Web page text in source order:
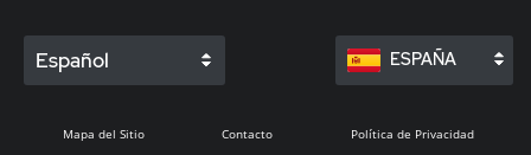
Español ESPAÑA
Mapa del Sitio Contacto Política de Privacidad